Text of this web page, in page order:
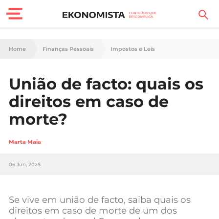
Finanças Pessoais
Carreira
Casa
Lifestyle
Sociedade
Negócios
Home Finanças Pessoais Impostos e Leis
União de facto: quais os
direitos em caso de
morte?
Marta Maia
05 Jun, 2025
Se vive em união de facto, saiba quais os
direitos em caso de morte de um dos